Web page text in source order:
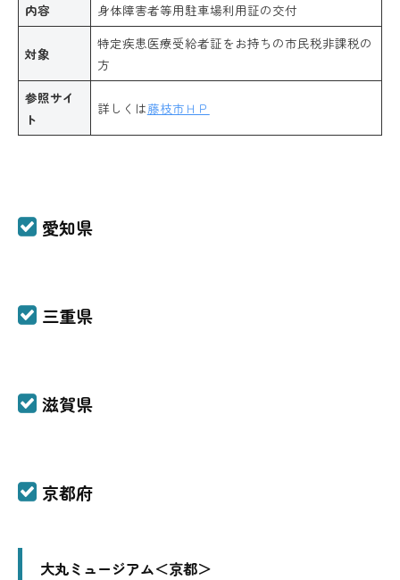
内容 身体障害者等用駐車場利用証の交付
対象
特定疾患医療受給者証をお持ちの市民税非課税の
方
参照サイ
ト
詳しくは藤枝市ＨＰ
愛知県
三重県
滋賀県
京都府
大丸ミュージアム＜京都＞